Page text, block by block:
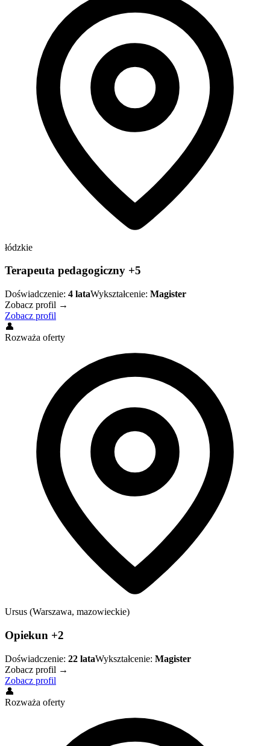
łódzkie
Terapeuta pedagogiczny +5
Doświadczenie: 4 lataWykształcenie: Magister
Zobacz profil →
Zobacz profil
👤
Rozważa oferty
Ursus (Warszawa, mazowieckie)
Opiekun +2
Doświadczenie: 22 lataWykształcenie: Magister
Zobacz profil →
Zobacz profil
👤
Rozważa oferty